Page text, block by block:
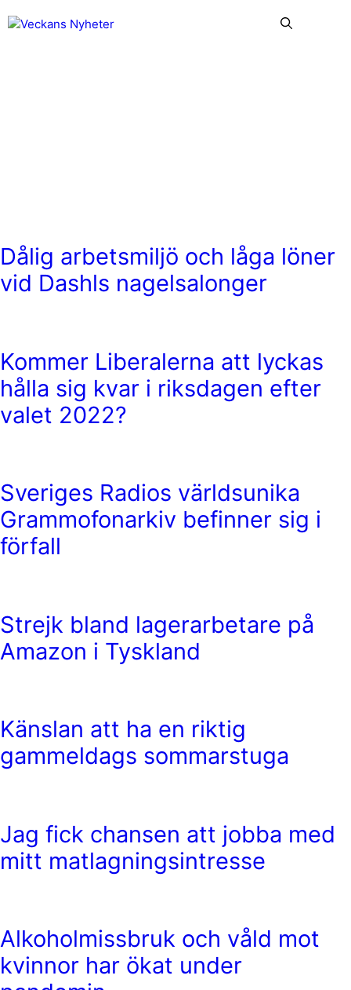
till
Dålig arbetsmiljö och låga löner
vid Dashls nagelsalonger
Kommer Liberalerna att lyckas
hålla sig kvar i riksdagen efter
valet 2022?
Sveriges Radios världsunika
Grammofonarkiv befinner sig i
förfall
Strejk bland lagerarbetare på
Amazon i Tyskland
Känslan att ha en riktig
gammeldags sommarstuga
Jag fick chansen att jobba med
mitt matlagningsintresse
Alkoholmissbruk och våld mot
kvinnor har ökat under